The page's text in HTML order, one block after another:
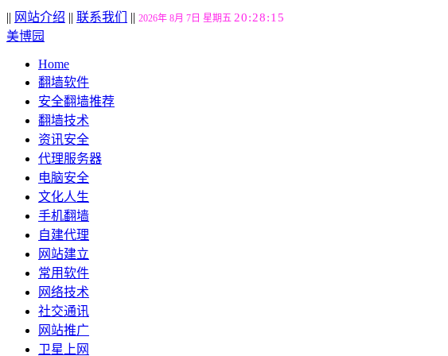
|| 网站介绍 || 联系我们 || 2026年 8月 7日 星期五 20:28:16
美博园
Home
翻墙软件
安全翻墙推荐
翻墙技术
资讯安全
代理服务器
电脑安全
文化人生
手机翻墙
自建代理
网站建立
常用软件
网络技术
社交通讯
网站推广
卫星上网